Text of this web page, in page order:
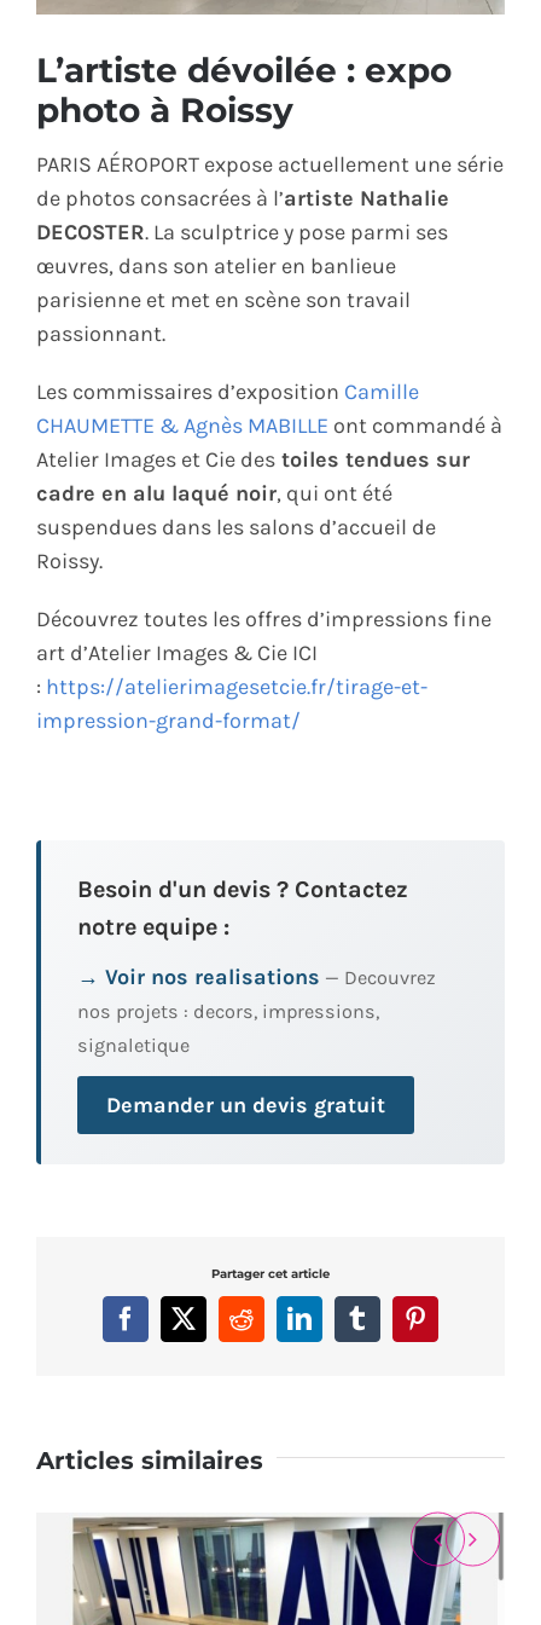
CONTACT
L’artiste dévoilée : expo
photo à Roissy
PARIS AÉROPORT expose actuellement une série
de photos consacrées à l’artiste Nathalie
DECOSTER. La sculptrice y pose parmi ses
œuvres, dans son atelier en banlieue
parisienne et met en scène son travail
passionnant.
Les commissaires d’exposition Camille
CHAUMETTE & Agnès MABILLE ont commandé à
Atelier Images et Cie des toiles tendues sur
cadre en alu laqué noir, qui ont été
suspendues dans les salons d’accueil de
Roissy.
Découvrez toutes les offres d’impressions fine
art d’Atelier Images & Cie ICI
: https://atelierimagesetcie.fr/tirage-et-
impression-grand-format/
Besoin d'un devis ? Contactez
notre equipe :
→ Voir nos realisations — Decouvrez
nos projets : decors, impressions,
signaletique
Demander un devis gratuit
Partager cet article
Facebook
X RedditLinkedInTumblrPinterest
Articles similaires